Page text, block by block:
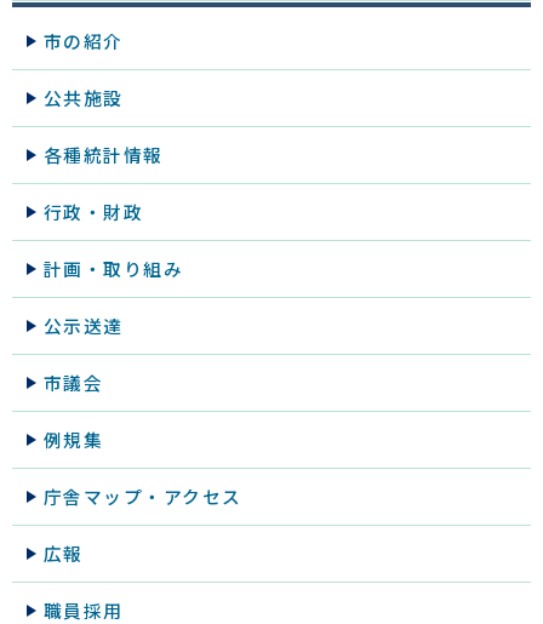
市の紹介
公共施設
各種統計情報
行政・財政
計画・取り組み
公示送達
市議会
例規集
庁舎マップ・アクセス
広報
職員採用